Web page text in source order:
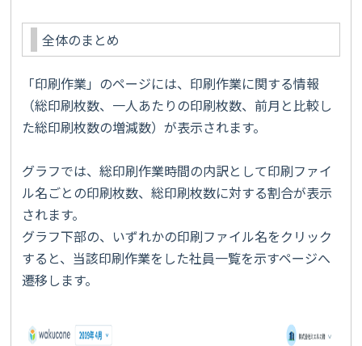
全体のまとめ
「印刷作業」のページには、印刷作業に関する情報
（総印刷枚数、一人あたりの印刷枚数、前月と比較し
た総印刷枚数の増減数）が表示されます。
グラフでは、総印刷作業時間の内訳として印刷ファイ
ル名ごとの印刷枚数、総印刷枚数に対する割合が表示
されます。
グラフ下部の、いずれかの印刷ファイル名をクリック
すると、当該印刷作業をした社員一覧を示すページへ
遷移します。